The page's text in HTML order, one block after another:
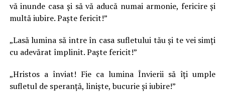
vă inunde casa şi să vă aducă numai armonie, fericire şi
multă iubire. Paşte fericit!”
„Lasă lumina să intre în casa sufletului tău şi te vei simţi
cu adevărat împlinit. Paște fericit!”
„Hristos a înviat! Fie ca lumina Învierii să îţi umple
sufletul de speranţă, linişte, bucurie şi iubire!”